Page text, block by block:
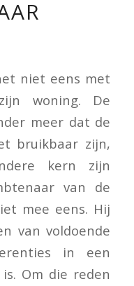
niet eens met
woning. De
meer dat de
bruikbaar zijn,
kern zijn
van de
mee eens. Hij
van voldoende
in een
Om die reden